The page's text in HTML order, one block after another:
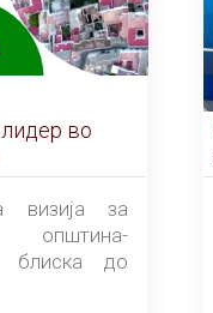
во
визија за
блиска до